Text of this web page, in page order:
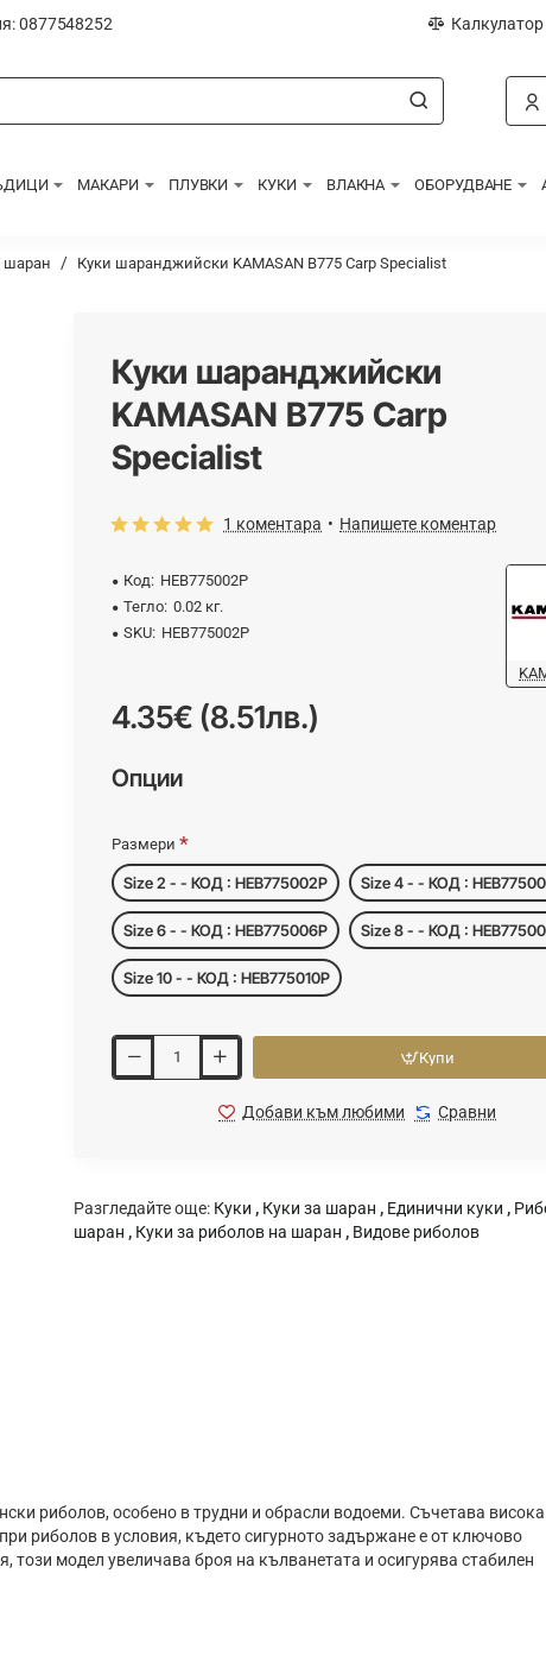
0877548252
МАКАРИ ПЛУВКИ КУКИ ВЛАКНА ОБОРУДВАНЕ
шаран Куки шаранджийски KAMASAN B775 Carp Specialist
Куки шаранджийски
KAMASAN B775 Carp
Specialist
Код: HEB775002P
Тегло: 0.02 кг.
SKU: HEB775002P
1 коментара • Напишете коментар
4.35€ (8.51лв.)
Опции
Размери
Size 2 - - КОД : HEB775002P Size 4 - - КОД :
Size 6 - - КОД : HEB775006P Size 8 - - КОД :
Size 10 - - КОД : HEB775010P
Купи
Добави към любими Сравни
Разгледайте още: Куки , Куки за шаран , Единични куки ,
шаран , Куки за риболов на шаран , Видове риболов
риболов, особено в трудни и обрасли водоеми. Съчетава висока
риболов в условия, където сигурното задържане е от ключово
модел увеличава броя на кълванетата и осигурява стабилен